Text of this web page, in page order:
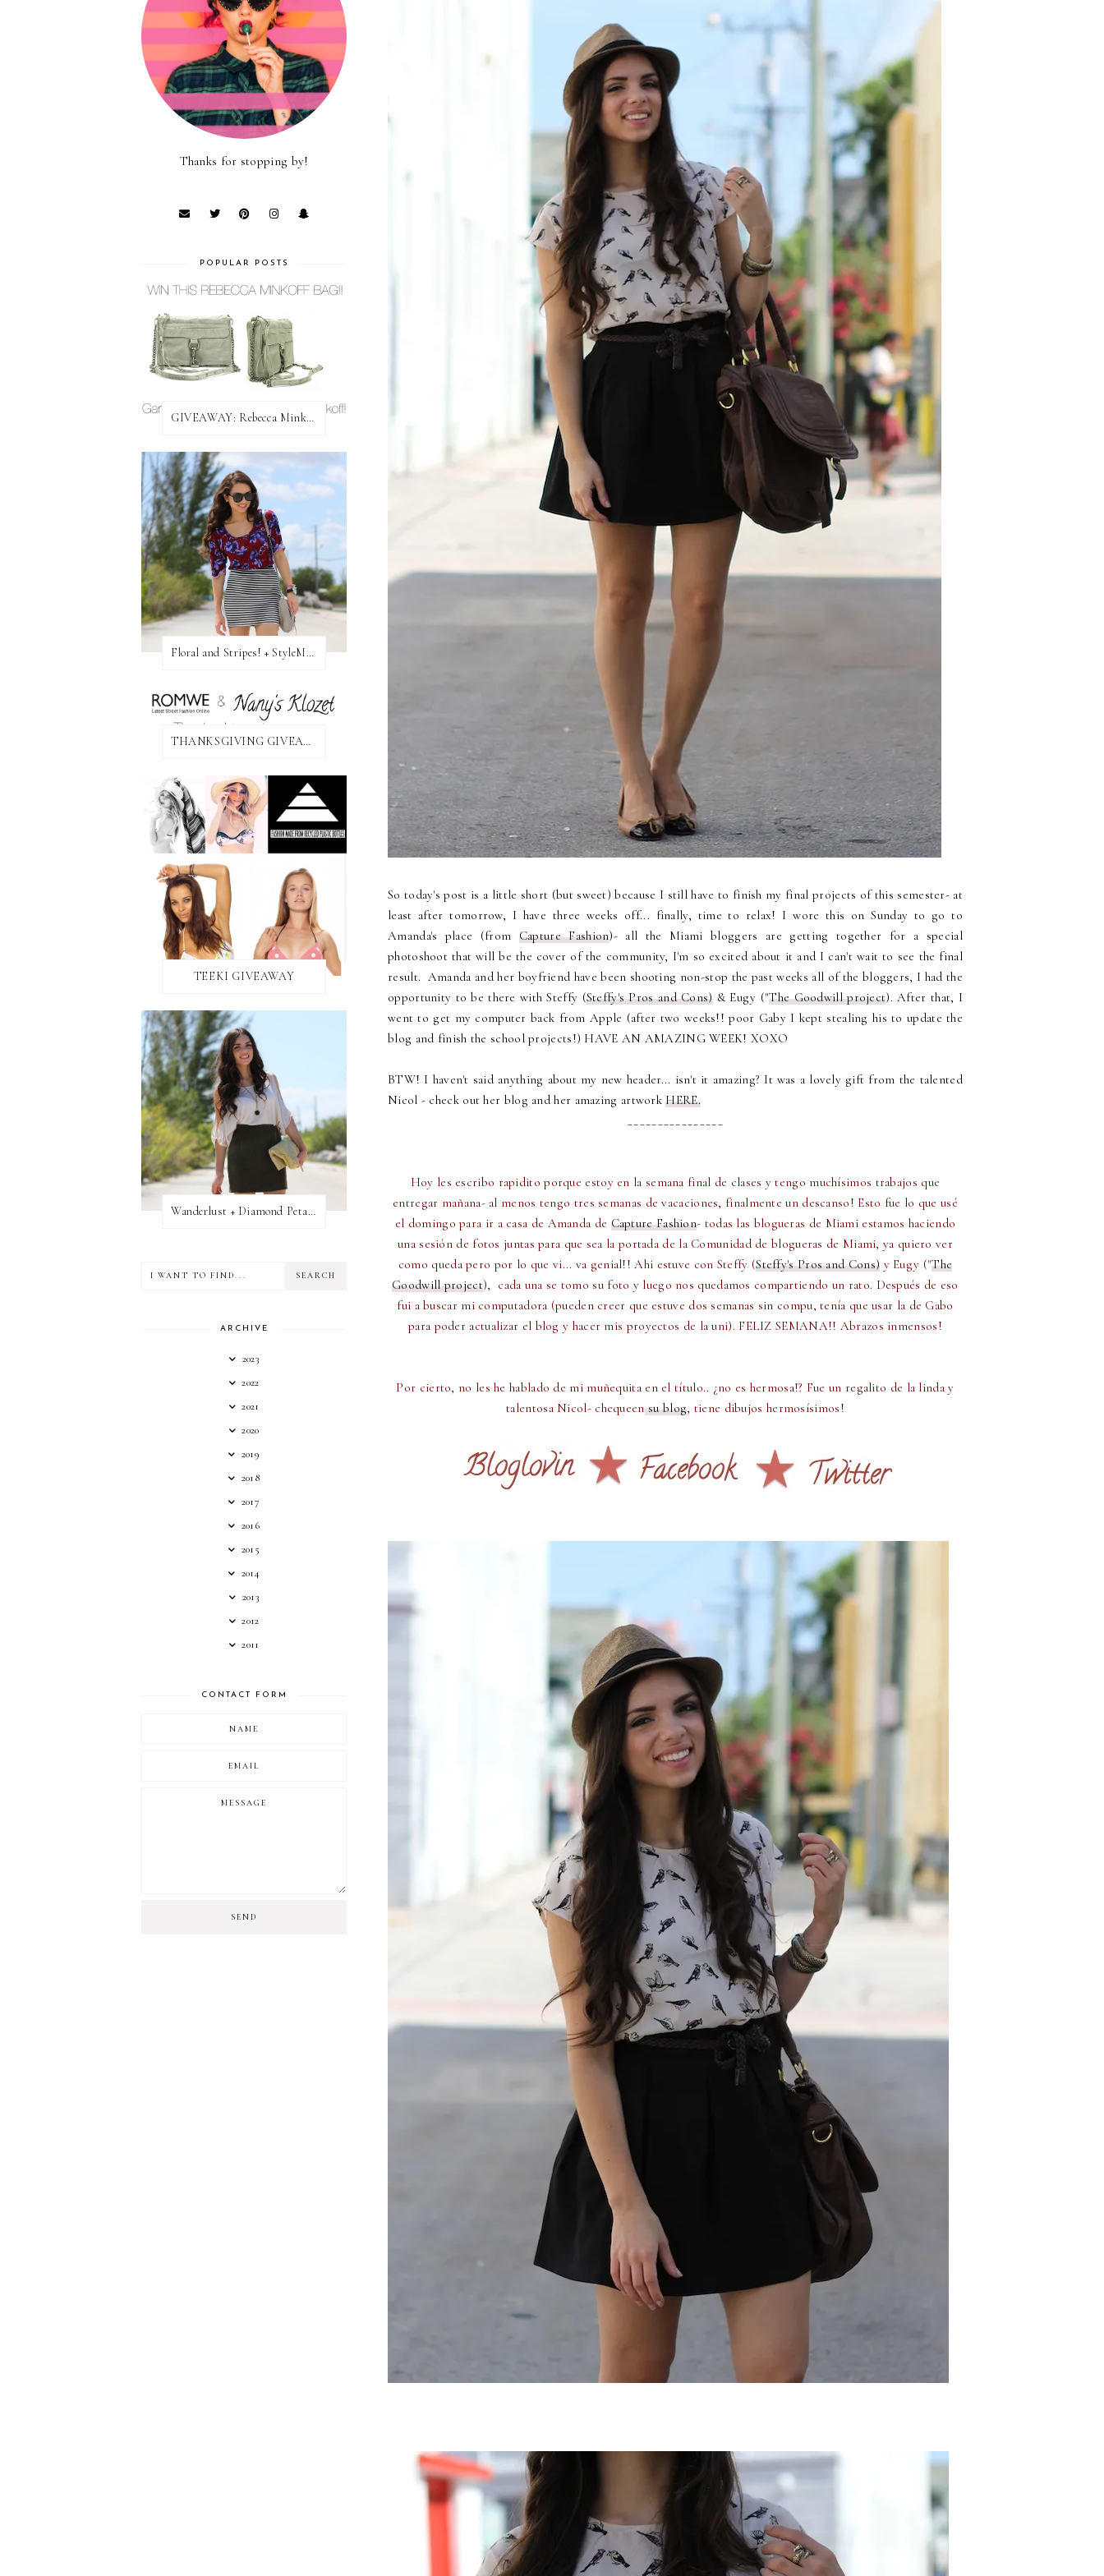
So today's post is a little short (but sweet) because I still have to finish my final projects of this semester- at
least after tomorrow, I have three weeks off... finally, time to relax! I wore this on Sunday to go to
Amanda's place (from Capture Fashion)- all the Miami bloggers are getting together for a special
photoshoot that will be the cover of the community, I'm so excited about it and I can't wait to see the final
result. Amanda and her boyfriend have been shooting non-stop the past weeks all of the bloggers, I had the
opportunity to be there with Steffy (Steffy's Pros and Cons)& Eugy ("The Goodwill project). After that, I
went to get my computer back from Apple (after two weeks!! poor Gaby I kept stealing his to update the
blog and finish the school projects!) HAVE AN AMAZING WEEK! XOXO
BTW! I haven't said anything about my new header... isn't it amazing? It was a lovely gift from the talented
Nicol - check out her blog and her amazing artworkHERE.
Hoy les escribo rapidito porque estoy en la semana final de clases y tengo muchísimos trabajos que
entregar mañana- al menos tengo tres semanas de vacaciones, finalmente un descanso! Esto fue lo que usé
el domingo para ir a casa de Amanda de Capture Fashion- todas las blogueras de Miami estamos haciendo
una sesión de fotos juntas para que sea la portada de la Comunidad de blogueras de Miami, ya quiero ver
como queda pero por lo que vi... va genial!! Ahi estuve con Steffy (Steffy's Pros and Cons) y Eugy ("The
Goodwill project), cada una se tomo su foto y luego nos quedamos compartiendo un rato. Después de eso
fui a buscar mi computadora (pueden creer que estuve dos semanas sin compu, tenía que usar la de Gabo
para poder actualizar el blog y hacer mis proyectos de la uni). FELIZ SEMANA!! Abrazos inmensos!
Por cierto, no les he hablado de mi muñequita en el título.. ¿no es hermosa!? Fue un regalito de la linda y
talentosa Nicol- chequeensu blog, tiene dibujos hermosísimos!
Thanks for stopping by!
POPULAR POSTS
GIVEAWAY: Rebecca Minkoff Bag!
Floral and Stripes! + StyleMint GIVEAWAY!
THANKSGIVING GIVEAWAY!
TEEKI GIVEAWAY
Wanderlust + Diamond Petal Giveaway
ARCHIVE
2023
2022
2021
2020
2019
2018
2017
2016
2015
2014
2013
2012
2011
CONTACT FORM